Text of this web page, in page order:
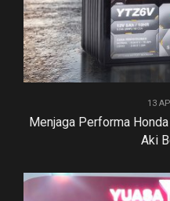
13
Menjaga Performa
Aki